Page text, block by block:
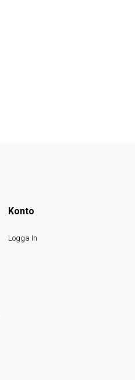
Konto
Logga In